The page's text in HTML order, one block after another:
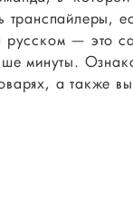
транспайлеры,
— это
минуты.
а также